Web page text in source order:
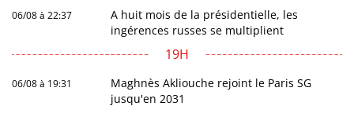
06/08 à 22:37
A huit mois de la présidentielle, les
ingérences russes se multiplient
19H
06/08 à 19:31
Maghnès Akliouche rejoint le Paris SG
jusqu'en 2031